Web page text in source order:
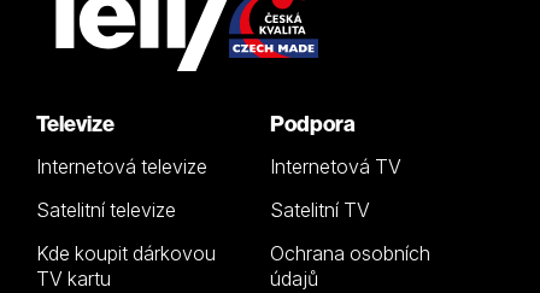
Televize
Internetová televize
Satelitní televize
Kde koupit dárkovou
TV kartu
Podpora
Internetová TV
Satelitní TV
Ochrana osobních
údajů